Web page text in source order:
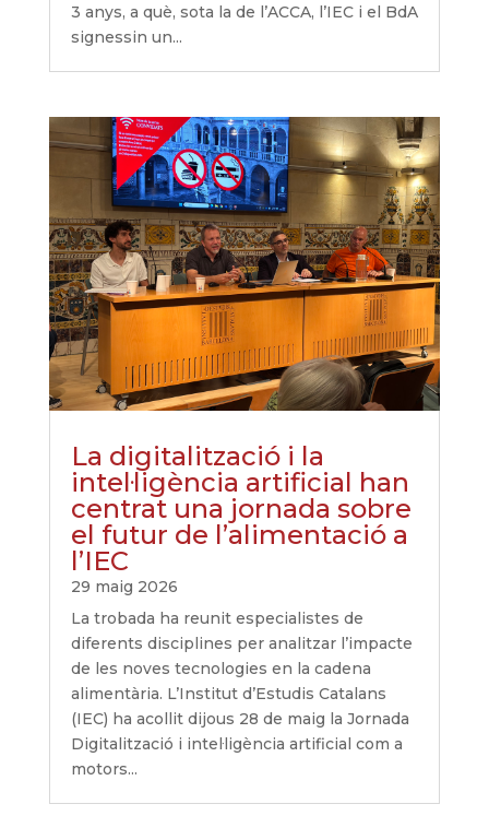
3 anys, a què, sota la de l’ACCA, l’IEC i el BdA
signessin un...
La digitalització i la
intel·ligència artificial han
centrat una jornada sobre
el futur de l’alimentació a
l’IEC
29 maig 2026
La trobada ha reunit especialistes de
diferents disciplines per analitzar l’impacte
de les noves tecnologies en la cadena
alimentària. L’Institut d’Estudis Catalans
(IEC) ha acollit dijous 28 de maig la Jornada
Digitalització i intel·ligència artificial com a
motors...